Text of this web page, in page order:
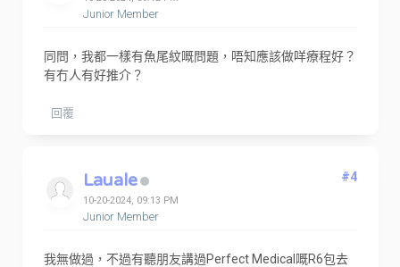
Junior Member
同問，我都一樣有魚尾紋嘅問題，唔知應該做咩療程好？
有冇人有好推介？
回覆
Lauale
10-20-2024, 09:13 PM
Junior Member
#4
我無做過，不過有聽朋友講過Perfect Medical嘅R6包去